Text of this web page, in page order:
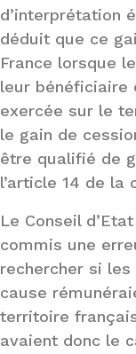
d’interprétation
déduit que ce
France lorsque
leur bénéficiaire
exercée sur le
le gain de
être qualifié de
l’article 14 de la
Le Conseil
commis une
rechercher si les
cause
territoire
avaient donc le